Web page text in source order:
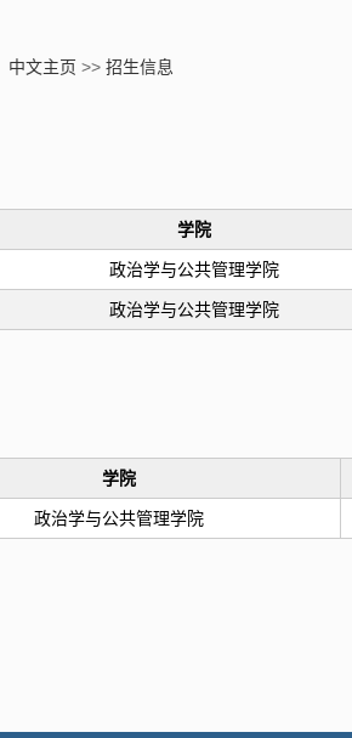
中文主页 >> 招生信息
学院
政治学与公共管理学院
政治学与公共管理学院
学院
政治学与公共管理学院